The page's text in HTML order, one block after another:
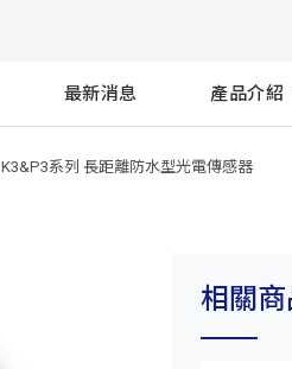
最新消息 產品介紹
K3&P3系列 長距離防水型光電傳感器
相關商